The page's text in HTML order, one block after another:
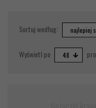
Sortuj według: sortnajlepiej
Wyświetl po pop48